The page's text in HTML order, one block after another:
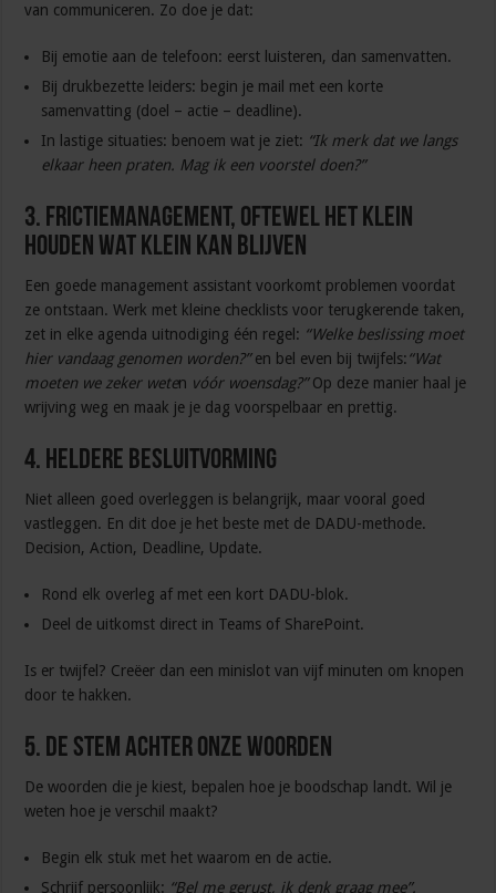
van communiceren. Zo doe je dat:
Bij emotie aan de telefoon: eerst luisteren, dan samenvatten.
Bij drukbezette leiders: begin je mail met een korte
samenvatting (doel – actie – deadline).
In lastige situaties: benoem wat je ziet: “Ik merk dat we langs
elkaar heen praten. Mag ik een voorstel doen?”
3. Frictiemanagement, oftewel het klein
houden wat klein kan blijven
Een goede management assistant voorkomt problemen voordat
ze ontstaan. Werk met kleine checklists voor terugkerende taken,
zet in elke agenda uitnodiging één regel: “Welke beslissing moet
hier vandaag genomen worden?”en bel even bij twijfels:“Wat
moeten we zeker weten vóór woensdag?”Op deze manier haal je
wrijving weg en maak je je dag voorspelbaar en prettig.
4. Heldere besluitvorming
Niet alleen goed overleggen is belangrijk, maar vooral goed
vastleggen. En dit doe je het beste met de DADU-methode.
Decision, Action, Deadline, Update.
Rond elk overleg af met een kort DADU-blok.
Deel de uitkomst direct in Teams of SharePoint.
Is er twijfel? Creëer dan een minislot van vijf minuten om knopen
door te hakken.
5. De stem achter onze woorden
De woorden die je kiest, bepalen hoe je boodschap landt. Wil je
weten hoe je verschil maakt?
Begin elk stuk met het waarom en de actie.
Schrijf persoonlijk: “Bel me gerust, ik denk graag mee”.